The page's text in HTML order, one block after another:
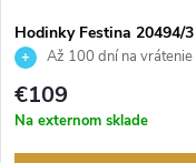
Hodinky Festina 20494/3
Až 100 dní na vrátenie
tovaru. Autorizovaný
€109
Na externom sklade